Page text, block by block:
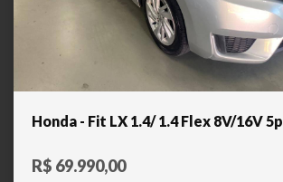
Honda - Fit LX 1.4/ 1.4 Flex 8V/16V
R$ 69.990,00